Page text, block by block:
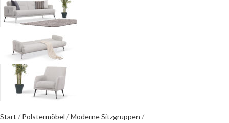
Start Polstermöbel
Moderne Sitzgruppen